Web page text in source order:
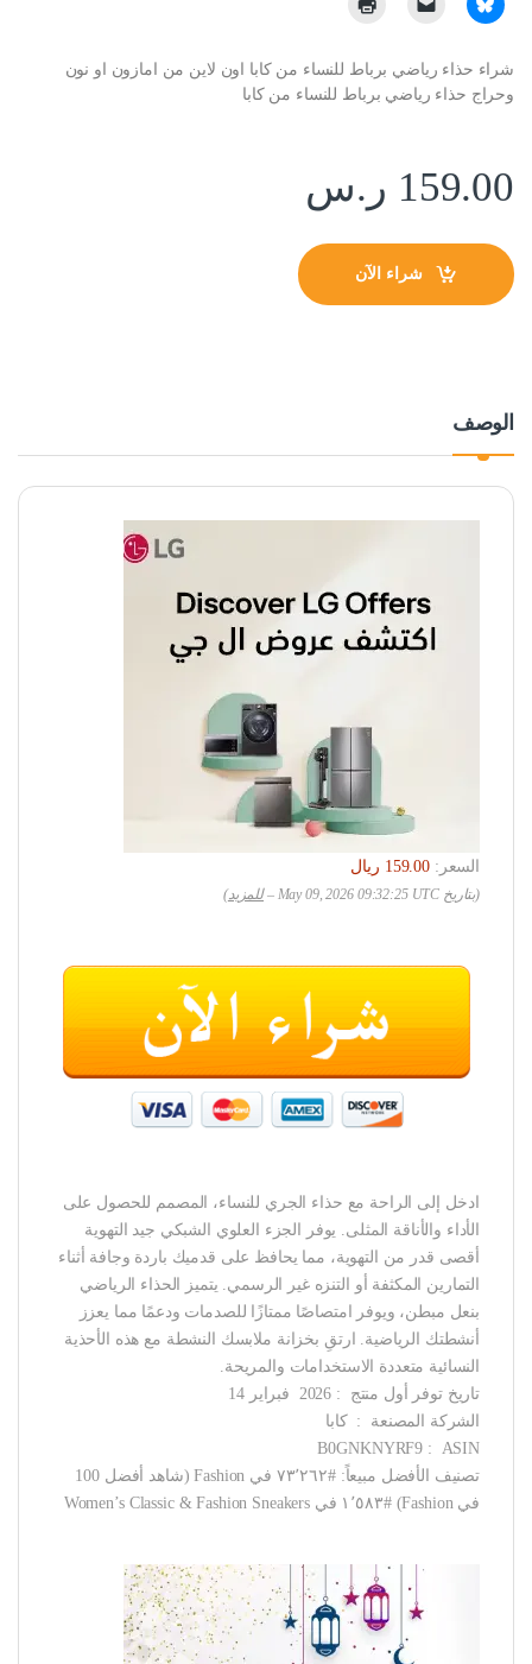
شراء حذاء رياضي برباط للنساء من كابا اون لاين من امازون او نون
وحراج حذاء رياضي برباط للنساء من كابا
159.00 ر.س
شراء الآن
الوصف
السعر:
‏159.00 ريال
(بتاريخ May 09, 2026 09:32:25 UTC – للمزيد)
ادخل إلى الراحة مع حذاء الجري للنساء، المصمم للحصول على
الأداء والأناقة المثلى. يوفر الجزء العلوي الشبكي جيد التهوية
أقصى قدر من التهوية، مما يحافظ على قدميك باردة وجافة أثناء
التمارين المكثفة أو التنزه غير الرسمي. يتميز الحذاء الرياضي
بنعل مبطن، ويوفر امتصاصًا ممتازًا للصدمات ودعمًا مما يعزز
أنشطتك الرياضية. ارتقِ بخزانة ملابسك النشطة مع هذه الأحذية
النسائية متعددة الاستخدامات والمريحة.
تاريخ توفر أول منتج ‏ : ‎ 2026 فبراير 14
الشركة المصنعة ‏ : ‎ كابا
ASIN ‏ : ‎ B0GNKNYRF9
تصنيف الأفضل مبيعاً: #٧٣٬٢٦٢ في Fashion (شاهد أفضل 100
في Fashion) #١٬٥٨٣ في Women’s Classic & Fashion Sneakers